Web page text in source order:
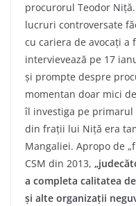
procurorul Teodor
lucruri controversate
cu cariera de avocați a
intervievează pe 17
și prompte despre
momentan doar mici
îl investiga pe primarul
din frații lui Niță era
Mangaliei. Apropo de
CSM din 2013,
a completa calitatea
și alte organizații